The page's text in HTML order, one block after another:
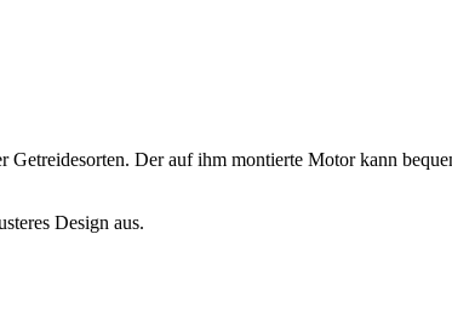
Der auf ihm montierte Motor kann
Design aus.